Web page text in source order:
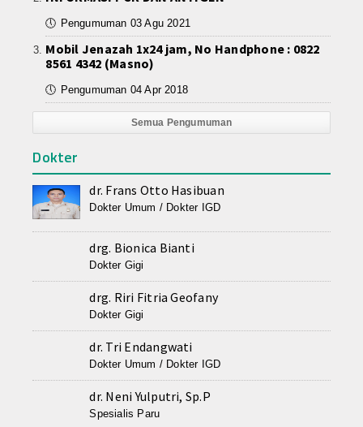
Poli Kesehatan Jiwa
Poli Penyakit Kulit Dan Kelami
Poli Bedah
Poli Fisioterapi/ Rehabilitasi
Pelayanan Penunjang
Kamar Operasi / OK
Farmasi
Laboratorium
🕔 Pengumuman 03 Agu 2021
Mobil Jenazah 1x24 jam, No Handphone : 0822
8561 4342 (Masno)
🕔 Pengumuman 04 Apr 2018
Semua Pengumuman
Dokter
dr. Frans Otto Hasibuan
Dokter Umum / Dokter IGD
drg. Bionica Bianti
Dokter Gigi
drg. Riri Fitria Geofany
Dokter Gigi
dr. Tri Endangwati
Dokter Umum / Dokter IGD
dr. Neni Yulputri, Sp.P
Spesialis Paru